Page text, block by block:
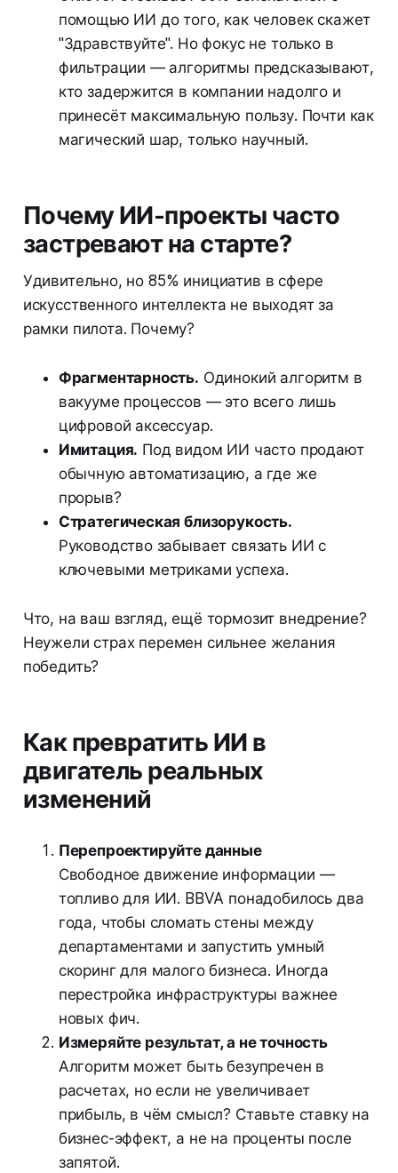
помощью ИИ до того, как человек скажет
"Здравствуйте". Но фокус не только в
фильтрации — алгоритмы предсказывают,
кто задержится в компании надолго и
принесёт максимальную пользу. Почти как
магический шар, только научный.
Почему ИИ-проекты часто
застревают на старте?
Удивительно, но 85% инициатив в сфере
искусственного интеллекта не выходят за
рамки пилота. Почему?
Фрагментарность. Одинокий алгоритм в
вакууме процессов — это всего лишь
цифровой аксессуар.
Имитация. Под видом ИИ часто продают
обычную автоматизацию, а где же
прорыв?
Стратегическая близорукость.
Руководство забывает связать ИИ с
ключевыми метриками успеха.
Что, на ваш взгляд, ещё тормозит внедрение?
Неужели страх перемен сильнее желания
победить?
Как превратить ИИ в
двигатель реальных
изменений
Перепроектируйте данные
Свободное движение информации —
топливо для ИИ. BBVA понадобилось два
года, чтобы сломать стены между
департаментами и запустить умный
скоринг для малого бизнеса. Иногда
перестройка инфраструктуры важнее
новых фич.
Измеряйте результат, а не точность
Алгоритм может быть безупречен в
расчетах, но если не увеличивает
прибыль, в чём смысл? Ставьте ставку на
бизнес-эффект, а не на проценты после
запятой.